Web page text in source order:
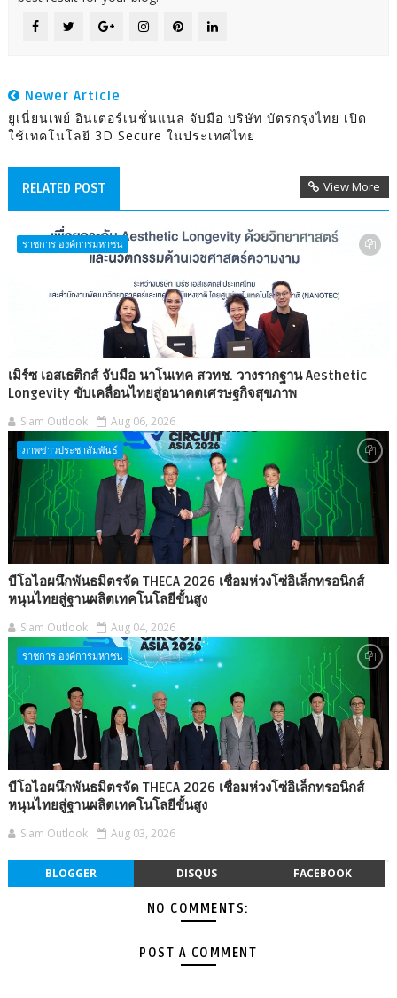
Newer Article
ยูเนี่ยนเพย์ อินเตอร์เนชั่นแนล จับมือ บริษัท บัตรกรุงไทย เปิด
ใช้เทคโนโลยี 3D Secure ในประเทศไทย
RELATED POST View More
ราชการ องค์การมหาชน
เมิร์ซ เอสเธติกส์ จับมือ นาโนเทค สวทช. วางรากฐาน Aesthetic
Longevity ขับเคลื่อนไทยสู่อนาคตเศรษฐกิจสุขภาพ
Siam Outlook Aug 06, 2026
ภาพข่าวประชาสัมพันธ์
บีโอไอผนึกพันธมิตรจัด THECA 2026 เชื่อมห่วงโซ่อิเล็กทรอนิกส์
หนุนไทยสู่ฐานผลิตเทคโนโลยีขั้นสูง
Siam Outlook Aug 04, 2026
ราชการ องค์การมหาชน
บีโอไอผนึกพันธมิตรจัด THECA 2026 เชื่อมห่วงโซ่อิเล็กทรอนิกส์
หนุนไทยสู่ฐานผลิตเทคโนโลยีขั้นสูง
Siam Outlook Aug 03, 2026
BLOGGER DISQUS FACEBOOK
NO COMMENTS:
POST A COMMENT